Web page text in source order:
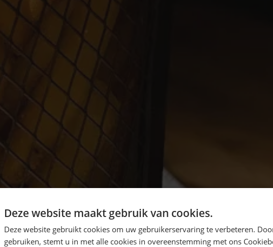
Deze website maakt gebruik van cookies.
Deze website gebruikt cookies om uw gebruikerservaring te verbeteren.
gebruiken, stemt u in met alle cookies in overeenstemming met ons